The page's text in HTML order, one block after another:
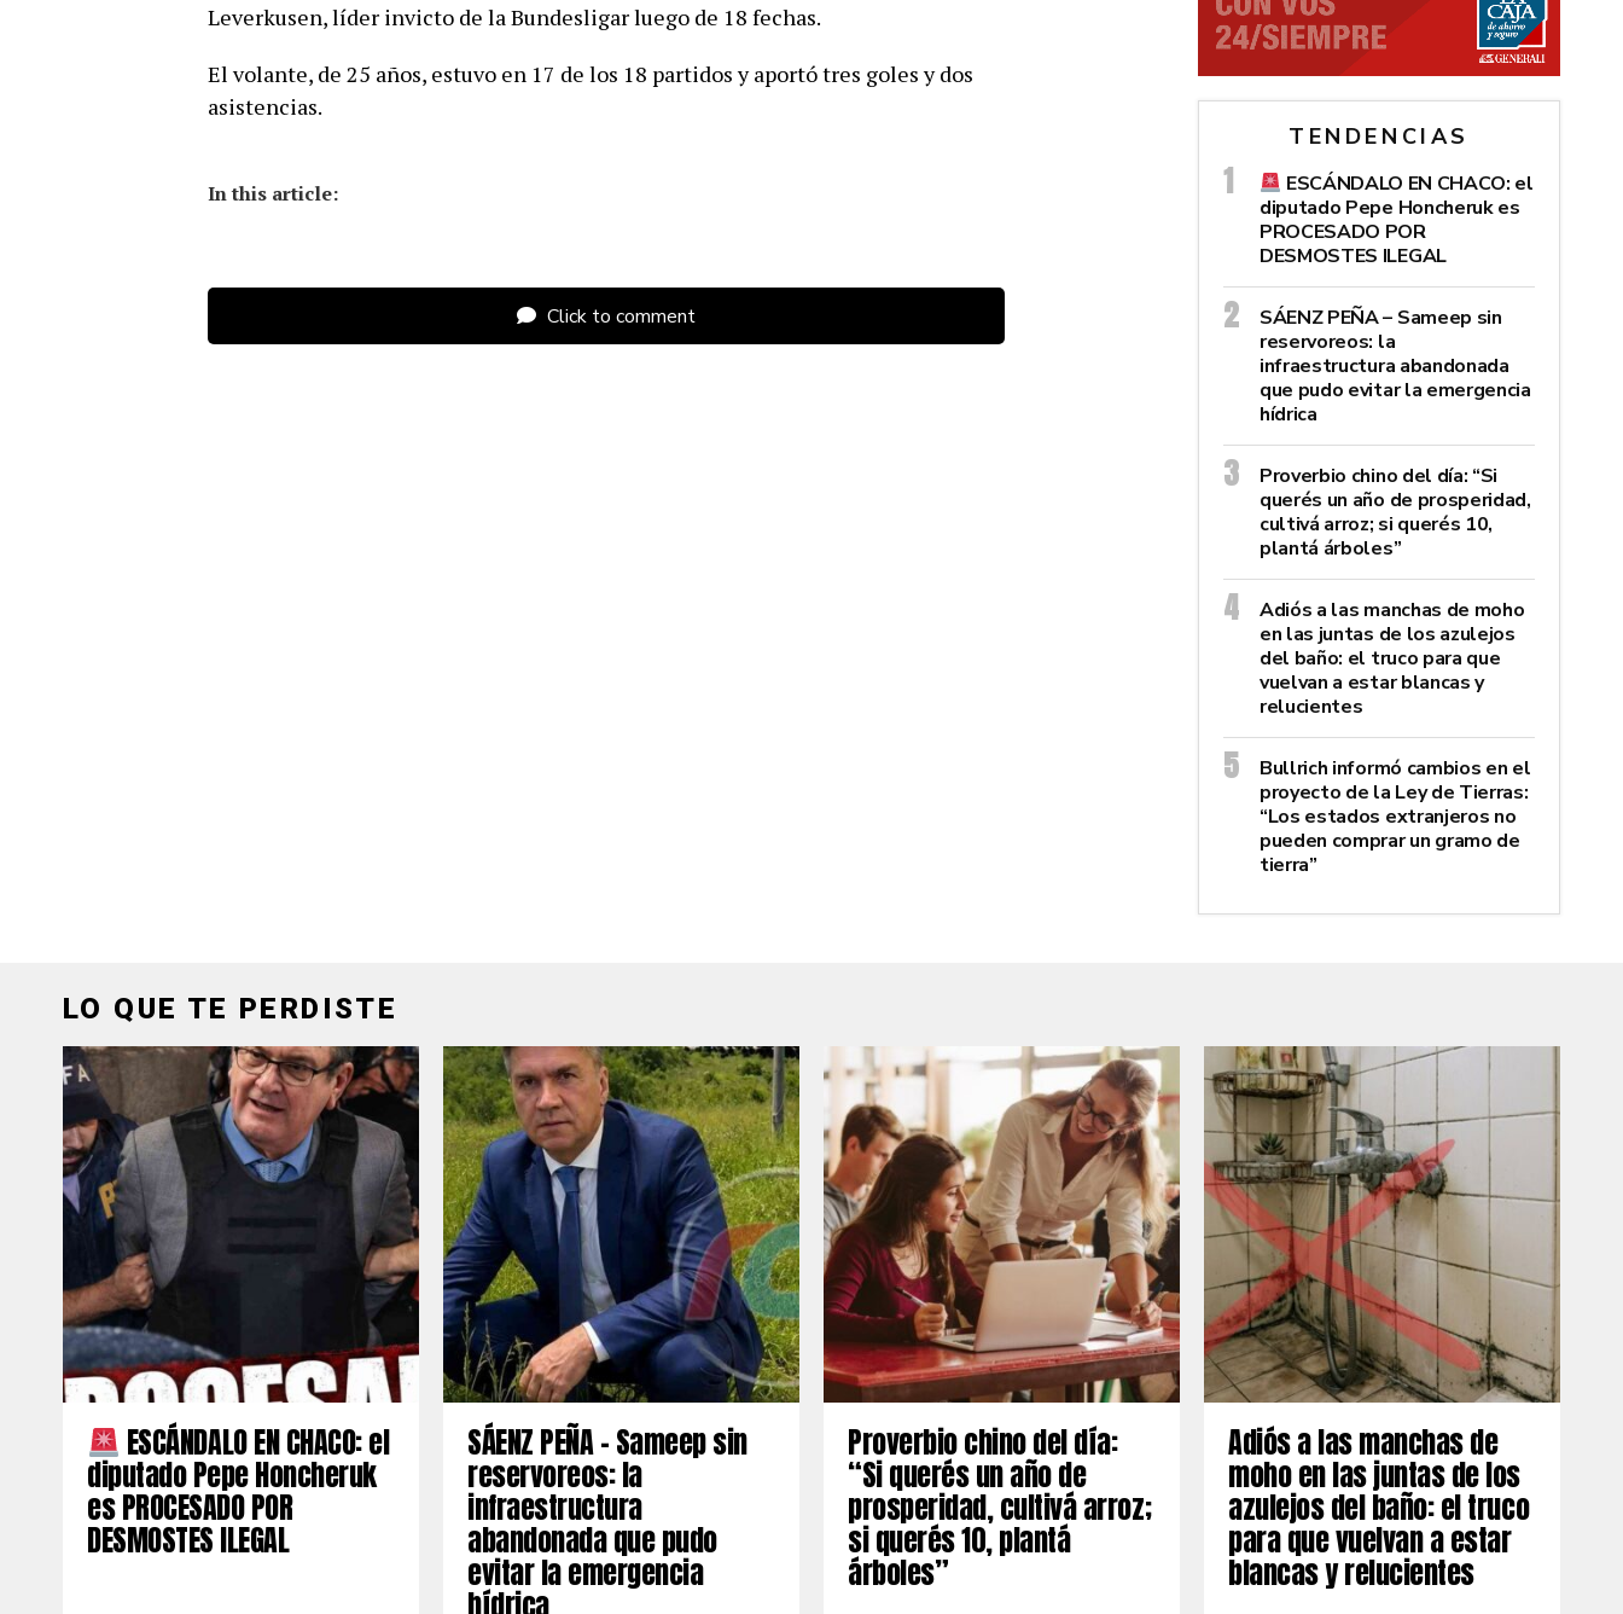
Leverkusen, líder invicto de la Bundesligar luego de 18 fechas.
El volante, de 25 años, estuvo en 17 de los 18 partidos y aportó tres goles y dos
asistencias.
In this article:
Click to comment
TENDENCIAS
ESCÁNDALO EN CHACO: el
diputado Pepe Honcheruk es
PROCESADO POR
DESMOSTES ILEGAL
SÁENZ PEÑA – Sameep sin
reservoreos: la
infraestructura abandonada
que pudo evitar la emergencia
hídrica
Proverbio chino del día: “Si
querés un año de prosperidad,
cultivá arroz; si querés 10,
plantá árboles”
Adiós a las manchas de moho
en las juntas de los azulejos
del baño: el truco para que
vuelvan a estar blancas y
relucientes
Bullrich informó cambios en el
proyecto de la Ley de Tierras:
“Los estados extranjeros no
pueden comprar un gramo de
tierra”
LO QUE TE PERDISTE
ESCÁNDALO EN CHACO: el
diputado Pepe Honcheruk
es PROCESADO POR
DESMOSTES ILEGAL
SÁENZ PEÑA – Sameep sin
reservoreos: la
infraestructura
abandonada que pudo
evitar la emergencia
Proverbio chino del día:
“Si querés un año de
prosperidad, cultivá arroz;
si querés 10, plantá
árboles”
Adiós a las manchas de
moho en las juntas de los
azulejos del baño: el truco
para que vuelvan a estar
blancas y relucientes